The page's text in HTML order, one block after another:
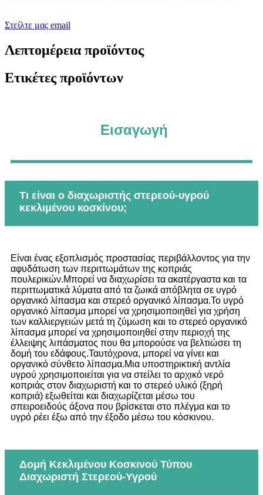
Στείλτε μας email
Λεπτομέρεια προϊόντος
Ετικέτες προϊόντων
Εισαγωγή
Τι είναι ο διαχωριστής στερεού-υγρού
κεκλιμένου κοσκίνου;
Είναι ένας εξοπλισμός προστασίας περιβάλλοντος για την
αφυδάτωση των περιττωμάτων της κοπριάς
πουλερικών.Μπορεί να διαχωρίσει τα ακατέργαστα και τα
περιττωματικά λύματα από τα ζωικά απόβλητα σε υγρό
οργανικό λίπασμα και στερεό οργανικό λίπασμα.Το υγρό
οργανικό λίπασμα μπορεί να χρησιμοποιηθεί για χρήση
των καλλιεργειών μετά τη ζύμωση και το στερεό οργανικό
λίπασμα μπορεί να χρησιμοποιηθεί στην περιοχή της
έλλειψης λιπάσματος που θα μπορούσε να βελτιώσει τη
δομή του εδάφους.Ταυτόχρονα, μπορεί να γίνει και
οργανικό σύνθετο λίπασμα.Μια υποστηρικτική αντλία
υγρού χρησιμοποιείται για να στείλει το αρχικό νερό
κοπριάς στον διαχωριστή και το στερεό υλικό (ξηρή
κοπριά) εξωθείται και διαχωρίζεται μέσω του
σπειροειδούς άξονα που βρίσκεται στο πλέγμα και το
υγρό ρέει έξω από την έξοδο μέσω του κόσκινου.
Δομή Κεκλιμένου Κοσκινού Τύπου
Διαχωριστή Στερεού-Υγρού